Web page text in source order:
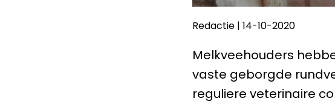
Redactie| 14-10-2020
Melkveehouders
vaste geborgde
reguliere veterinaire